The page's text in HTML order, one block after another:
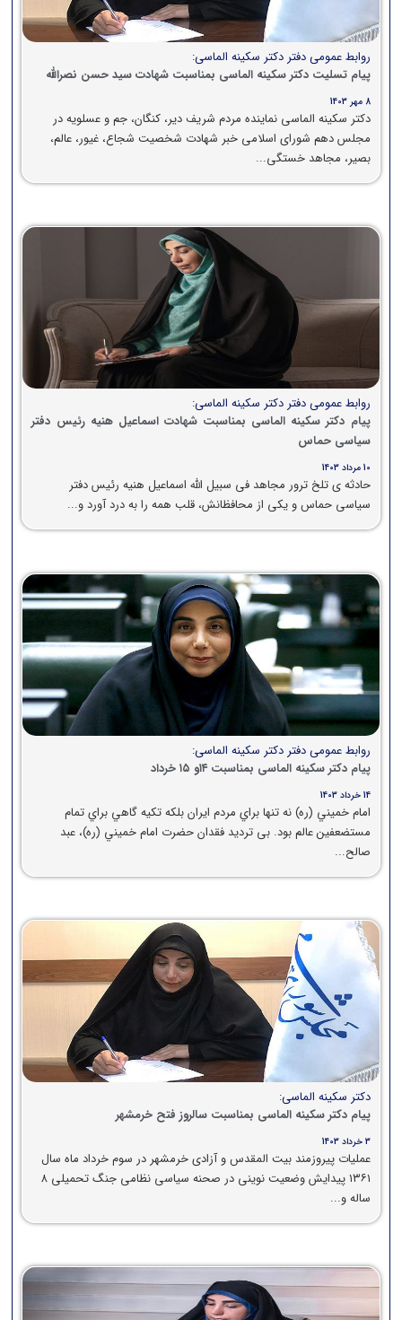
روابط عمومی دفتر دکتر سکینه الماسی:
پیام تسلیت دکتر سکینه الماسی بمناسبت شهادت سید حسن نصرالله
8 مهر 1403
دکتر سکینه الماسی نماینده مردم شریف دیر، کنگان، جم و عسلویه در
مجلس دهم شورای اسلامی خبر شهادت شخصیت شجاع، غیور، عالم،
بصیر، مجاهد خستگی...
روابط عمومی دفتر دکتر سکینه الماسی:
پیام دکتر سکینه الماسی بمناسبت شهادت اسماعیل هنیه رئیس دفتر
سیاسی حماس
10 مرداد 1403
حادثه ی تلخ ترور مجاهد فی سبیل الله اسماعیل هنیه رئیس دفتر
سیاسی حماس و یکی از محافظانش، قلب همه را به درد آورد و...
روابط عمومی دفتر دکتر سکینه الماسی:
پیام دکتر سکینه الماسی بمناسبت ۱۴و ۱۵ خرداد
14 خرداد 1403
امام خميني (ره) نه تنها براي مردم ايران بلكه تكيه گاهي براي تمام
مستضعفين عالم بود. بی تردید فقدان حضرت امام خميني (ره)، عبد
صالح...
دکتر سکینه الماسی:
پیام دکتر سکینه الماسی بمناسبت سالروز فتح خرمشهر
3 خرداد 1403
عملیات پیروزمند بیت المقدس و آزادی خرمشهر در سوم خرداد ماه سال
۱۳۶۱ پیدایش وضعیت نوینی در صحنه سیاسی نظامی جنگ تحمیلی ۸
ساله و...